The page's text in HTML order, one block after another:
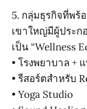
5. กลุ่มธุรกิจที่พร้
เขาใหญ่มีผู้ประก
เป็น “Wellness
• โรงพยาบาล +
• รีสอร์ตสำหรับ
• Yoga Studio